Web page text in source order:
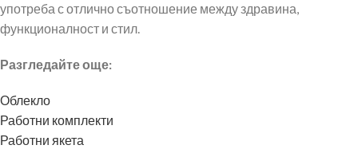
употреба с отлично съотношение между здравина,
функционалност и стил.
Разгледайте още:
Облекло
Работни комплекти
Работни якета